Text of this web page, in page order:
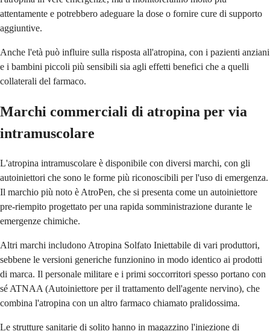
attentamente e potrebbero adeguare la dose o fornire cure di supporto
aggiuntive.
Anche l'età può influire sulla risposta all'atropina, con i pazienti anziani
e i bambini piccoli più sensibili sia agli effetti benefici che a quelli
collaterali del farmaco.
Marchi commerciali di atropina per via
intramuscolare
L'atropina intramuscolare è disponibile con diversi marchi, con gli
autoiniettori che sono le forme più riconoscibili per l'uso di emergenza.
Il marchio più noto è AtroPen, che si presenta come un autoiniettore
pre-riempito progettato per una rapida somministrazione durante le
emergenze chimiche.
Altri marchi includono Atropina Solfato Iniettabile di vari produttori,
sebbene le versioni generiche funzionino in modo identico ai prodotti
di marca. Il personale militare e i primi soccorritori spesso portano con
sé ATNAA (Autoiniettore per il trattamento dell'agente nervino), che
combina l'atropina con un altro farmaco chiamato pralidossima.
Le strutture sanitarie di solito hanno in magazzino l'iniezione di